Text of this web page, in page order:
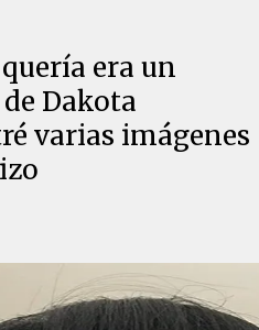
era un
Dakota
varias imágenes